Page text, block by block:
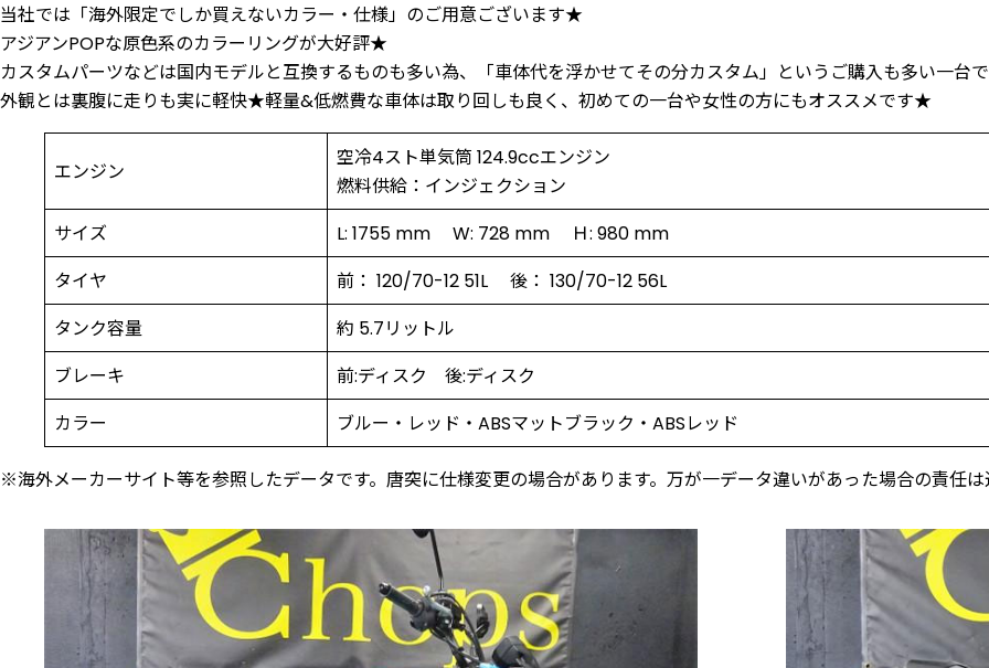
当社では「海外限定でしか買えないカラー・仕様」のご用意ございます★
アジアンPOPな原色系のカラーリングが大好評★
カスタムパーツなどは国内モデルと互換するものも多い為、「車体代を浮かせてその分カスタム」というご購入も多い一台
外観とは裏腹に走りも実に軽快★軽量&低燃費な車体は取り回しも良く、初めての一台や女性の方にもオススメです★
エンジン
空冷4スト単気筒 124.9ccエンジン
燃料供給：インジェクション
サイズ
L: 1755 mm W: 728 mm Ｈ: 980 mm
タイヤ
前： 120/70-12 51L 後： 130/70-12 56L
タンク容量
約 5.7リットル
ブレーキ
前:ディスク 後:ディスク
カラー
ブルー・レッド・ABSマットブラック・ABSレッド
※海外メーカーサイト等を参照したデータです。唐突に仕様変更の場合があります。万が一データ違いがあった場合の責任